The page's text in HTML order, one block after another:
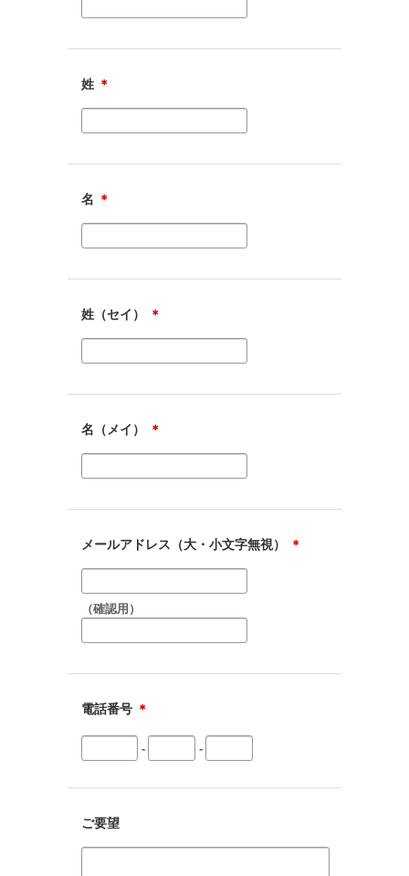
姓 ＊
名 ＊
姓（セイ） ＊
名（メイ） ＊
メールアドレス（大・小文字無視） ＊
（確認用）
電話番号 ＊
- -
ご要望